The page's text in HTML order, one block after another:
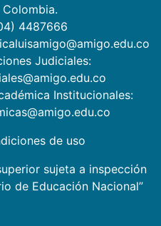
4487666
Judiciales:
Institucionales:
de uso
sujeta a inspección
de Educación Nacional”